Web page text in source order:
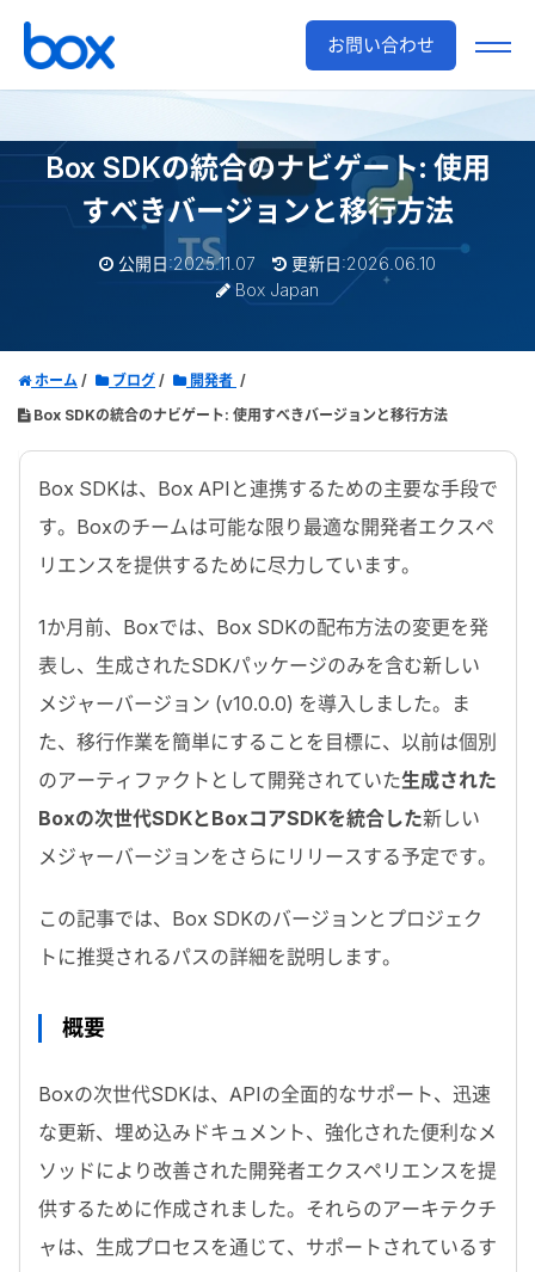
お問い合わせ
Box SDKの統合のナビゲート: 使用
すべきバージョンと移行方法
公開日:2025.11.07
更新日:2026.06.10
Box Japan
ホーム ブログ
開発者
Box SDKの統合のナビゲート: 使用すべきバージョンと移行方法
Box SDKは、 Box API と連携するための主要な手段で
す。 Boxのチームは可能な限り最適な開発者エクスペ
リエンスを提供するために尽力しています。
1か月前、 Boxでは、 Box SDKの配布方法の変更を発
表し、生成されたSDKパッケージのみを含む新しい
メジャーバージョン (v10.0.0) を導入しました。ま
た、移行作業を簡単にすることを目標に、以前は個別
のアーティファクトとして開発されていた生成された
Boxの次世代SDKとBoxコアSDKを統合した新しい
メジャーバージョンをさらにリリースする予定です。
この記事では、 Box SDKのバージョンとプロジェク
トに推奨されるパスの詳細を説明します。
概要
Boxの次世代SDKは、 APIの全面的なサポート、迅速
な更新、埋め込みドキュメント、強化された便利なメ
ソッドにより改善された開発者エクスペリエンスを提
供するために作成されました。それらのアーキテクチ
ャは、生成プロセスを通じて、サポートされているす